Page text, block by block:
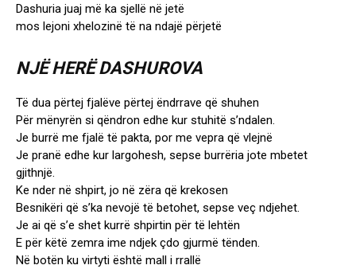
Dashuria juaj më ka sjellë në jetë
mos lejoni xhelozinë të na ndajë përjetë
NJË HERË DASHUROVA
Të dua përtej fjalëve përtej ëndrrave që shuhen
Për mënyrën si qëndron edhe kur stuhitë s’ndalen.
Je burrë me fjalë të pakta, por me vepra që vlejnë
Je pranë edhe kur largohesh, sepse burrëria jote mbetet
gjithnjë.
Ke nder në shpirt, jo në zëra që krekosen
Besnikëri që s’ka nevojë të betohet, sepse veç ndjehet.
Je ai që s’e shet kurrë shpirtin për të lehtën
E për këtë zemra ime ndjek çdo gjurmë tënden.
Në botën ku virtyti është mall i rrallë